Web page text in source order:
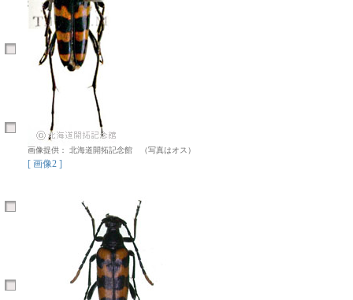
画像提供： 北海道開拓記念館 （写真はオス）
[ 画像2 ]